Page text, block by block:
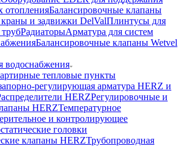
отопленияБалансировочные клапаны
и задвижки DelValПлинтусы для
РадиаторыАрматура для систем
Балансировочные клапаны Wetvel
водоснабжения
тепловые пункты
регулирующая арматура HERZ и
HERZРегулировочные и
HERZТемпературное
и контролирующее
головки
клапаны HERZТрубопроводная